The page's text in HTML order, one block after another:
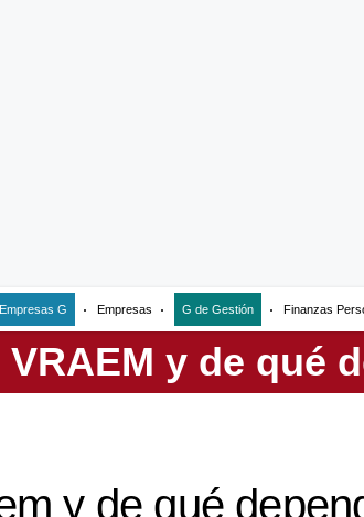
Empresas G Empresas G de Gestión Finanzas
y de qué